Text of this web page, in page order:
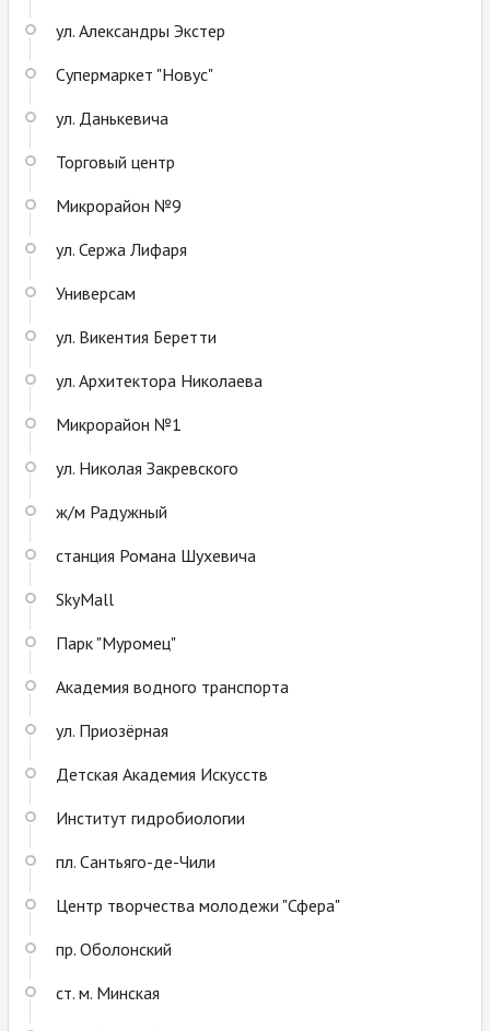
ул. Александры Экстер
Cупермаркет "Новус"
ул. Данькевича
Торговый центр
Микрорайон №9
ул. Сержа Лифаря
Универсам
ул. Викентия Беретти
ул. Архитектора Николаева
Микрорайон №1
ул. Николая Закревского
ж/м Радужный
станция Романа Шухевича
SkyMall
Парк "Муромец"
Академия водного транспорта
ул. Приозёрная
Детская Академия Искусств
Институт гидробиологии
пл. Сантьяго-де-Чили
Центр творчества молодежи "Сфера"
пр. Оболонский
ст. м. Минская